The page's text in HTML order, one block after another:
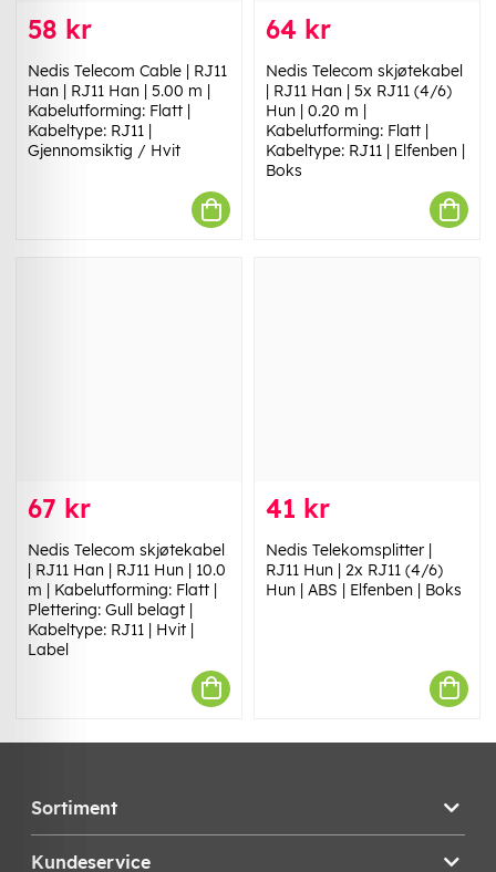
58 kr
Nedis Telecom Cable | RJ11
Han | RJ11 Han | 5.00 m |
Kabelutforming: Flatt |
Kabeltype: RJ11 |
Gjennomsiktig / Hvit
64 kr
Nedis Telecom skjøtekabel
| RJ11 Han | 5x RJ11 (4/6)
Hun | 0.20 m |
Kabelutforming: Flatt |
Kabeltype: RJ11 | Elfenben |
Boks
67 kr
Nedis Telecom skjøtekabel
| RJ11 Han | RJ11 Hun | 10.0
m | Kabelutforming: Flatt |
Plettering: Gull belagt |
Kabeltype: RJ11 | Hvit |
Label
41 kr
Nedis Telekomsplitter |
RJ11 Hun | 2x RJ11 (4/6)
Hun | ABS | Elfenben | Boks
Sortiment
Kundeservice